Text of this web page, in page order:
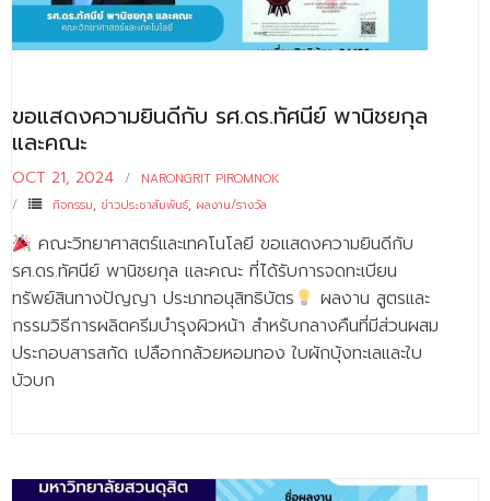
ขอแสดงความยินดีกับ รศ.ดร.ทัศนีย์ พานิชยกุล
และคณะ
OCT 21, 2024
NARONGRIT PIROMNOK
กิจกรรม, ข่าวประชาสัมพันธ์, ผลงาน/รางวัล
คณะวิทยาศาสตร์และเทคโนโลยี ขอแสดงความยินดีกับ
รศ.ดร.ทัศนีย์ พานิชยกุล และคณะ ที่ได้รับการจดทะเบียน
ทรัพย์สินทางปัญญา ประเภทอนุสิทธิบัตร
ผลงาน สูตรและ
กรรมวิธีการผลิตครีมบำรุงผิวหน้า สำหรับกลางคืนที่มีส่วนผสม
ประกอบสารสกัด เปลือกกล้วยหอมทอง ใบผักบุ้งทะเลและใบ
บัวบก